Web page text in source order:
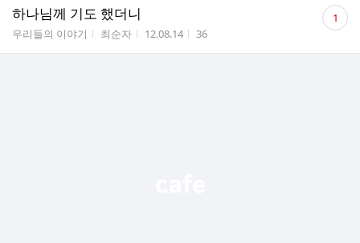
하나님께 기도 했더니
게시판명
우리들의 이야기 작성자
최순자 작성시간
12.08.14 조회수
36
댓
글 1